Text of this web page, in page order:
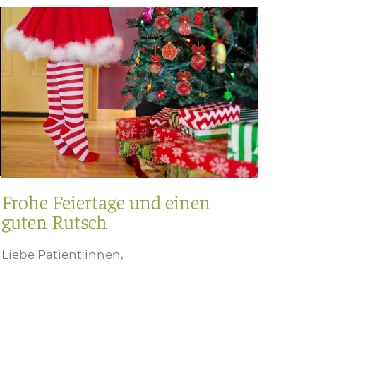
Frohe Feiertage und einen
guten Rutsch
Liebe Patient:innen,